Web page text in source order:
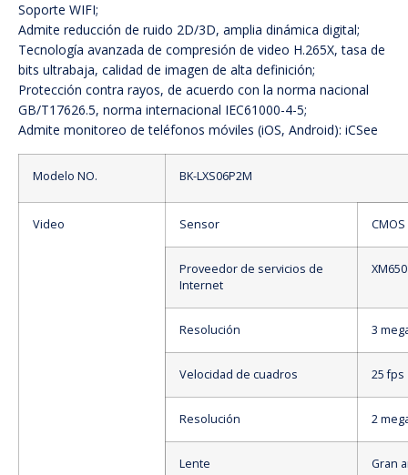
Soporte WIFI;
Admite reducción de ruido 2D/3D, amplia dinámica digital;
Tecnología avanzada de compresión de video H.265X, tasa de
bits ultrabaja, calidad de imagen de alta definición;
Protección contra rayos, de acuerdo con la norma nacional
GB/T17626.5, norma internacional IEC61000-4-5;
Admite monitoreo de teléfonos móviles (iOS, Android): iCSee
Modelo NO. BK-LXS06P2M
Video Sensor
Proveedor de servicios de
Internet
XM650
Resolución 3
Velocidad de cuadros 25 fps
Resolución 2
Lente Gran